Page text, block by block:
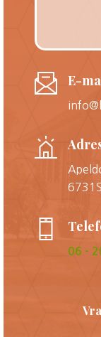
E-
06 -